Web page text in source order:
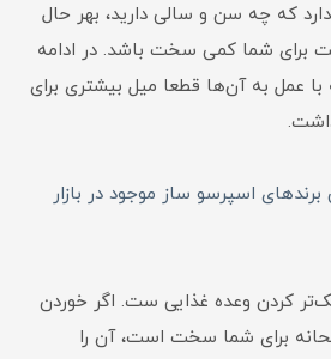
که چه سن و سالی دارید، بهر حال
برای شما کمی سخت باشد. در ادامه
با عمل به آن‌ها قطعا میل بیشتری برای
برندهای اسپرسو ساز موجود در بازار
کردن وعده غذایی ست. اگر خوردن
برای شما سخت است، آن را